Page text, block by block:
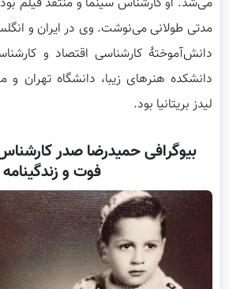
مدتی طولانی می‌نوشت. وی در ایران و
دانش‌آموختهٔ کارشناسی اقتصاد و
دانشکده هنرهای زیبا، دانشگاه تهران و
لیدز بریتانیا بود.
بیوگرافی حمیدرضا صدر
فوت و زندگینامه